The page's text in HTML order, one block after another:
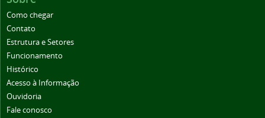
Como chegar
Contato
Estrutura e Setores
Funcionamento
Histórico
Acesso à Informação
Ouvidoria
Fale conosco